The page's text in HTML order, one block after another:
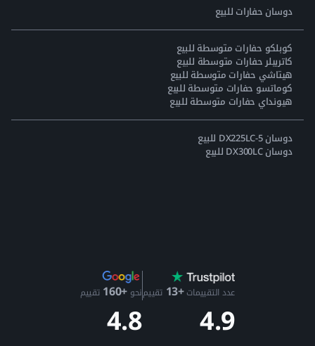
دوسان حفارات للبيع
كوبلكو حفارات متوسطة للبيع
كاتربيلر حفارات متوسطة للبيع
هيتاشي حفارات متوسطة للبيع
كوماتسو حفارات متوسطة للبيع
هيونداي حفارات متوسطة للبيع
دوسان DX225LC-5 للبيع
دوسان DX300LC للبيع
عدد التقييمات+13 تقييم
4.9
نحو +160 تقييم
4.8